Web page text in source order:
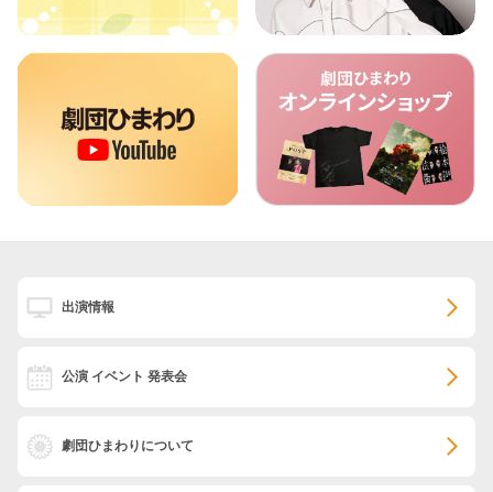
出演情報
公演 イベント 発表会
劇団ひまわりについて